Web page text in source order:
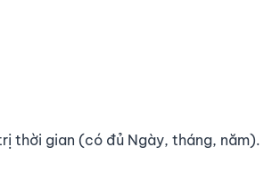
thời gian (có đủ Ngày, tháng, năm).